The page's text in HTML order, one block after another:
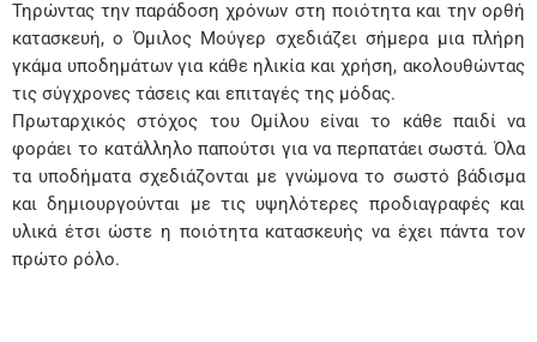
Τηρώντας την παράδοση χρόνων στη ποιότητα και την ορθή
κατασκευή, ο Όμιλος Μούγερ σχεδιάζει σήμερα μια πλήρη
γκάμα υποδημάτων για κάθε ηλικία και χρήση, ακολουθώντας
τις σύγχρονες τάσεις και επιταγές της μόδας.
Πρωταρχικός στόχος του Ομίλου είναι το κάθε παιδί να
φοράει το κατάλληλο παπούτσι για να περπατάει σωστά. Όλα
τα υποδήματα σχεδιάζονται με γνώμονα το σωστό βάδισμα
και δημιουργούνται με τις υψηλότερες προδιαγραφές και
υλικά έτσι ώστε η ποιότητα κατασκευής να έχει πάντα τον
πρώτο ρόλο.